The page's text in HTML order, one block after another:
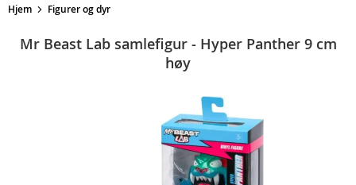
Hjem Figurer og dyr
Mr Beast Lab samlefigur - Hyper Panther 9 cm
høy